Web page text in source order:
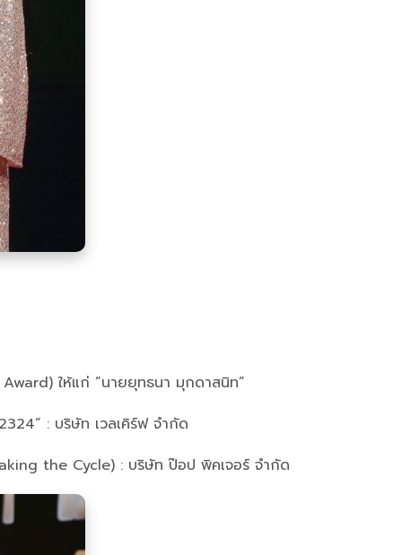
ให้แก่ ”นายยุทธนา มุกดาสนิท”
: บริษัท เวลเคิร์ฟ จำกัด
the Cycle) : บริษัท ป๊อป พิคเจอร์ จำกัด